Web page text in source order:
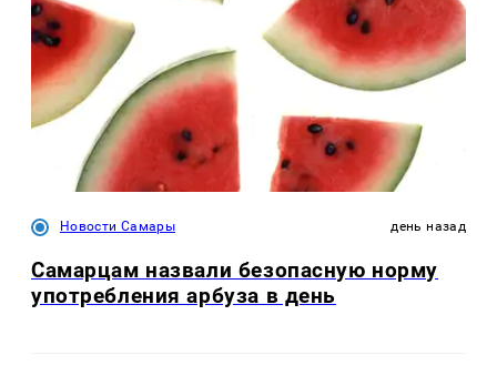
Новости Самары день назад
Самарцам назвали безопасную норму
употребления арбуза в день